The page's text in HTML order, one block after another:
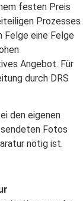
festen Preis
Prozesses
Felge eine Felge
Angebot. Für
durch DRS
den eigenen
Fotos
nötig ist.